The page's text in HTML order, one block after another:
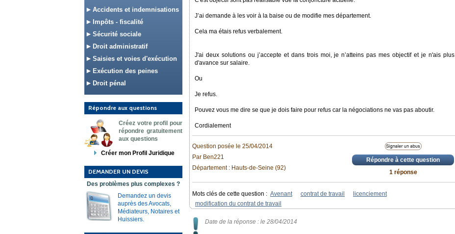
Accidents et indemnisations
Impôts - fiscalité
Sécurité sociale
Droit administratif
Saisies et voies d'exécution
Exécution des peines
Droit pénal
Répondre aux questions
Créez votre profil pour
répondre gratuitement
aux questions
Créer mon Profil Juridique
DEMANDER UN DEVIS
Des problèmes plus complexes ?
Demandez un devis
auprès des Avocats,
Médiateurs, Notaires et
Huissiers.
J’ai demande à les voir à la baise ou de modifie mes département.
Cela ma étais refus verbalement.
J'ai deux solutions ou j’accepte et dans trois moi, je n’atteins pas mes objectif et je n'ais plus
d'avance sur salaire.
Ou
Je refus.
Pouvez vous me dire se que je dois faire pour refus car la négociations ne vas pas aboutir.
Cordialement
Question posée le 25/04/2014
Par Ben221
Département : Hauts-de-Seine (92)
Répondre à cette question
1 réponse
Mots clés de cette question : Avenant contrat de travail
licenciement
modification du contrat de travail
Date de la réponse : le 28/04/2014